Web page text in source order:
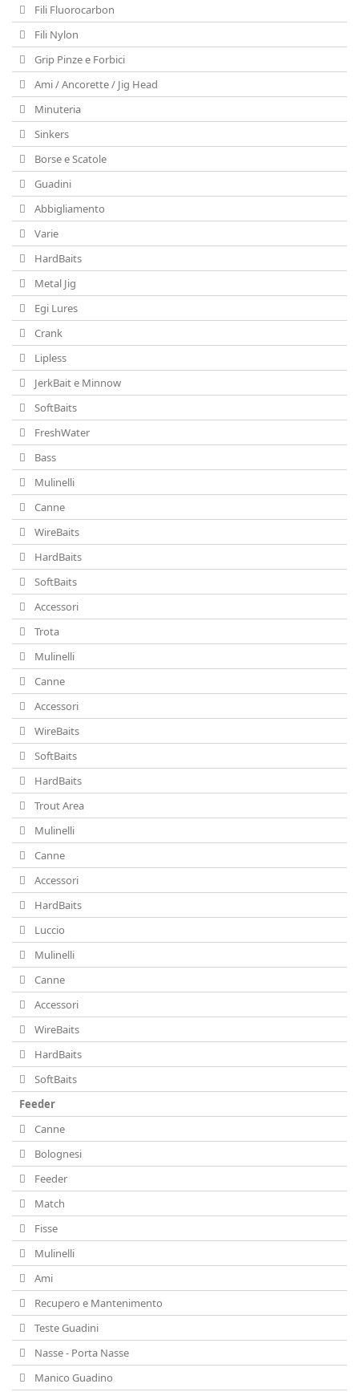
Fili Fluorocarbon
Fili Nylon
Grip Pinze e Forbici
Ami / Ancorette / Jig Head
Minuteria
Sinkers
Borse e Scatole
Guadini
Abbigliamento
Varie
HardBaits
Metal Jig
Egi Lures
Crank
Lipless
JerkBait e Minnow
SoftBaits
FreshWater
Bass
Mulinelli
Canne
WireBaits
HardBaits
SoftBaits
Accessori
Trota
Mulinelli
Canne
Accessori
WireBaits
SoftBaits
HardBaits
Trout Area
Mulinelli
Canne
Accessori
HardBaits
Luccio
Mulinelli
Canne
Accessori
WireBaits
HardBaits
SoftBaits
Feeder
Canne
Bolognesi
Feeder
Match
Fisse
Mulinelli
Ami
Recupero e Mantenimento
Teste Guadini
Nasse - Porta Nasse
Manico Guadino